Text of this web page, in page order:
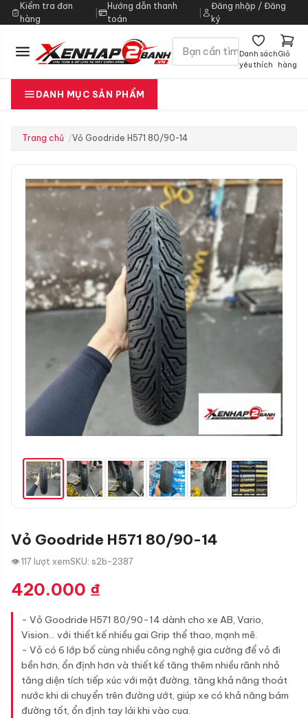
Kiểm tra đơn
hàng
|
Hướng dẫn thanh
toán
Đăng nhập / Đăng
ký
Danh sách
yêu thích
Giỏ
hàng
DANH MỤC SẢN PHẨM
Trang chủ Vỏ Goodride H571 80/90-14
Vỏ Goodride H571 80/90-14
👁 117 lượt xemSKU: s2b-2387
420.000 ₫
- Vỏ Goodride H571 80/90-14 dành cho xe AB, Vario,
Vision... với thiết kế nhiều gai Grip thể thao, mạnh mẽ.
- Vỏ có 6 lớp bố cùng nhiều công nghệ gia cường để vỏ đi
bền hơn, ổn định hơn và thiết kế tăng thêm nhiều rãnh nhỏ
tăng diện tích tiếp xúc với mặt đường, tăng khả năng thoát
nước khi di chuyển trên đường ướt, giúp xe có khả năng bám
đường tốt, ổn định tay lái khi vào cua.